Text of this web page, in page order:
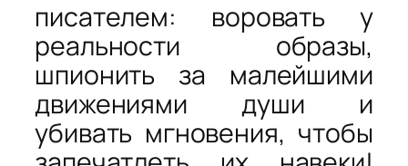
писателем: воровать у
реальности образы,
шпионить за малейшими
движениями души и
убивать мгновения, чтобы